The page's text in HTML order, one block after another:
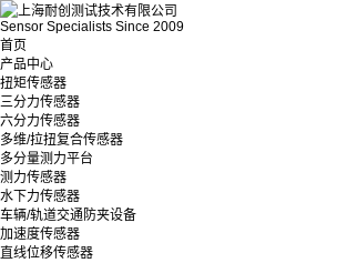
Sensor Specialists Since 2009
首页
产品中心
扭矩传感器
三分力传感器
六分力传感器
多维/拉扭复合传感器
多分量测力平台
测力传感器
水下力传感器
车辆/轨道交通防夹设备
加速度传感器
直线位移传感器